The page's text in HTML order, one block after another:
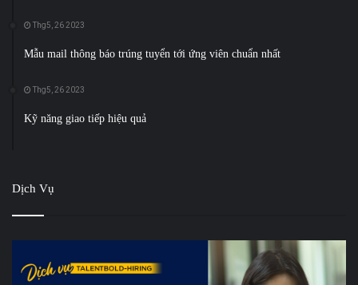
Thg5, 26 2023
Mẫu mail thông báo trúng tuyển tới ứng viên chuẩn nhất
Thg5, 26 2023
Kỹ năng giao tiếp hiệu quả
Dịch Vụ